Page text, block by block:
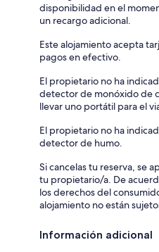
disponibilidad en el
un recargo adicional.
Este alojamiento acepta
pagos en efectivo.
El propietario no ha
detector de monóxido de
llevar uno portátil para el
El propietario no ha
detector de humo.
Si cancelas tu reserva, se
tu propietario/a. De
los derechos del
alojamiento no están
Información adicional